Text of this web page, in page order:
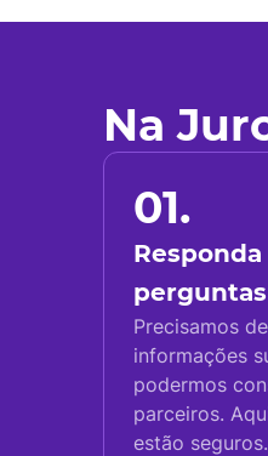
Na
01.
perguntas
Precisamos
informações
podermos
parceiros.
estão seguros.